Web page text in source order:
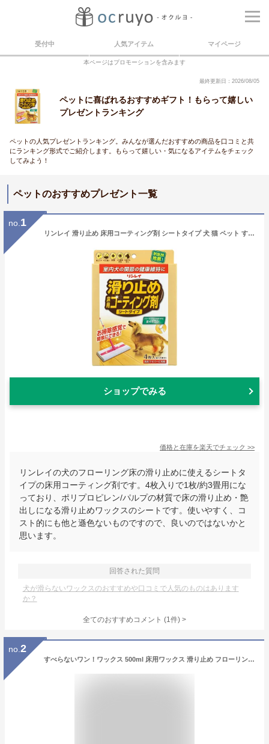
受付中 人気アイテム マイページ
本ページはプロモーションを含みます
最終更新日：2026/08/05
ペットに喜ばれるおすすめギフト！もらって嬉しい
プレゼントランキング
ペットの人気プレゼントランキング。みんなが選んだおすすめの商品を口コミと共
にランキング形式でご紹介します。もらって嬉しい・気になるアイテムをチェック
してみよう！
ペットのおすすめプレゼント一覧
no. 1
リンレイ 滑り止め 床用コーティング剤 シートタイプ 犬 猫 ペット すべり止め ワックス フローリング 滑り 防滑 関節保護 怪我防止 廊下 【 メール便 送料無料 （1通につき2点まで）】
ショップでみる
価格と在庫を楽天でチェック >>
リンレイの犬のフローリング床の滑り止めに使えるシートタ
イプの床用コーティング剤です。4枚入りで1枚/約3畳用にな
っており、ポリプロピレン/パルプの材質で床の滑り止め・艶
出しになる滑り止めワックスのシートです。使いやすく、コ
スト的にも他と遜色ないものですので、良いのではないかと
思います。
回答された質問
犬が滑らないワックスのおすすめや口コミで人気のものはあります
か？
全てのおすすめコメント (1件) >
no. 2
すべらないワン！ワックス 500ml 床用ワックス 滑り止め フローリング 床 ワックス フローリング タイル クッションタイル リノリウム 床 犬 猫 ペット すべりにくい 子供 樹脂ワックス オーブ・テック スペースシャイン